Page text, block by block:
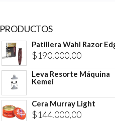
PRODUCTOS
Patillera Wahl Razor
$190.000,00
Leva Resorte Máquina
Kemei
Cera Murray Light
$144.000,00